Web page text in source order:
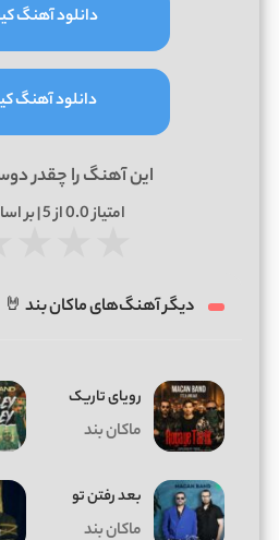
دانلود آهنگ
دانلود آهنگ
این آهنگ را چقدر
امتیاز0.0از 5 | بر اساس
دیگر آهنگ‌های ماکان بند 🤘
رویای تاریک
ماکان بند
بعد رفتن تو
ماکان بند